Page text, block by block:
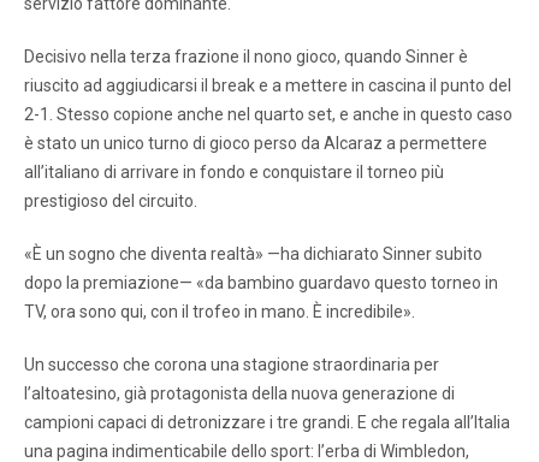
Decisivo nella terza frazione il nono gioco, quando Sinner è
riuscito ad aggiudicarsi il break e a mettere in cascina il punto del
2-1. Stesso copione anche nel quarto set, e anche in questo caso
è stato un unico turno di gioco perso da Alcaraz a permettere
all’italiano di arrivare in fondo e conquistare il torneo più
prestigioso del circuito.
«È un sogno che diventa realtà» —ha dichiarato Sinner subito
dopo la premiazione— «da bambino guardavo questo torneo in
TV, ora sono qui, con il trofeo in mano. È incredibile».
Un successo che corona una stagione straordinaria per
l’altoatesino, già protagonista della nuova generazione di
campioni capaci di detronizzare i tre grandi. E che regala all’Italia
una pagina indimenticabile dello sport: l’erba di Wimbledon,